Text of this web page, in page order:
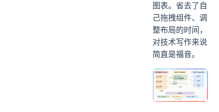
图表。省去了自
己拖拽组件、调
整布局的时间，
对技术写作来说
简直是福音。